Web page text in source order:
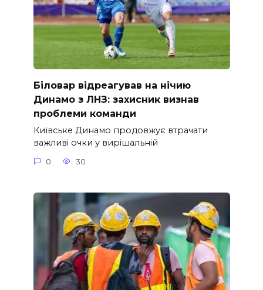
Біловар відреагував на нічию
Динамо з ЛНЗ: захисник визнав
проблеми команди
Київське Динамо продовжує втрачати
важливі очки у вирішальній
0 30